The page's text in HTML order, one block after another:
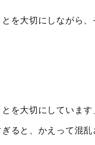
を大切にしながら
を大切にしています
ると、かえって混乱